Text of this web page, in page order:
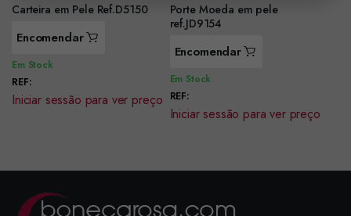
Carteira em Pele Ref.D5150
Encomendar
Em Stock
REF:
Iniciar sessão para ver preço
Porte Moeda em pele
ref.JD9154
Encomendar
Em Stock
REF:
Iniciar sessão para ver preço